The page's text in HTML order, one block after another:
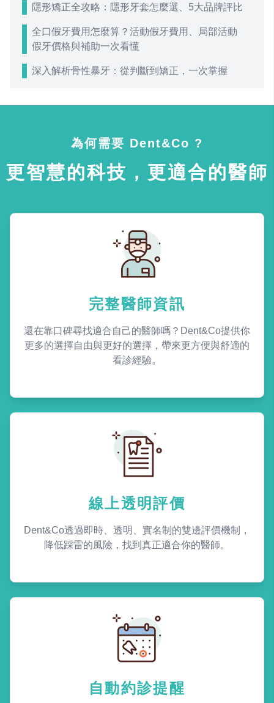
隱形矯正全攻略：隱形牙套怎麼選、5大品牌評比
全口假牙費用怎麼算？活動假牙費用、局部活動
假牙價格與補助一次看懂
深入解析骨性暴牙：從判斷到矯正，一次掌握
為何需要 Dent&Co ?
更智慧的科技，更適合的醫師
完整醫師資訊
還在靠口碑尋找適合自己的醫師嗎？Dent&Co提供你
更多的選擇自由與更好的選擇，帶來更方便與舒適的
看診經驗。
線上透明評價
Dent&Co透過即時、透明、實名制的雙邊評價機制，
降低踩雷的風險，找到真正適合你的醫師。
自動約診提醒